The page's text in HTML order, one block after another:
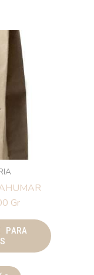
Gr
PARA